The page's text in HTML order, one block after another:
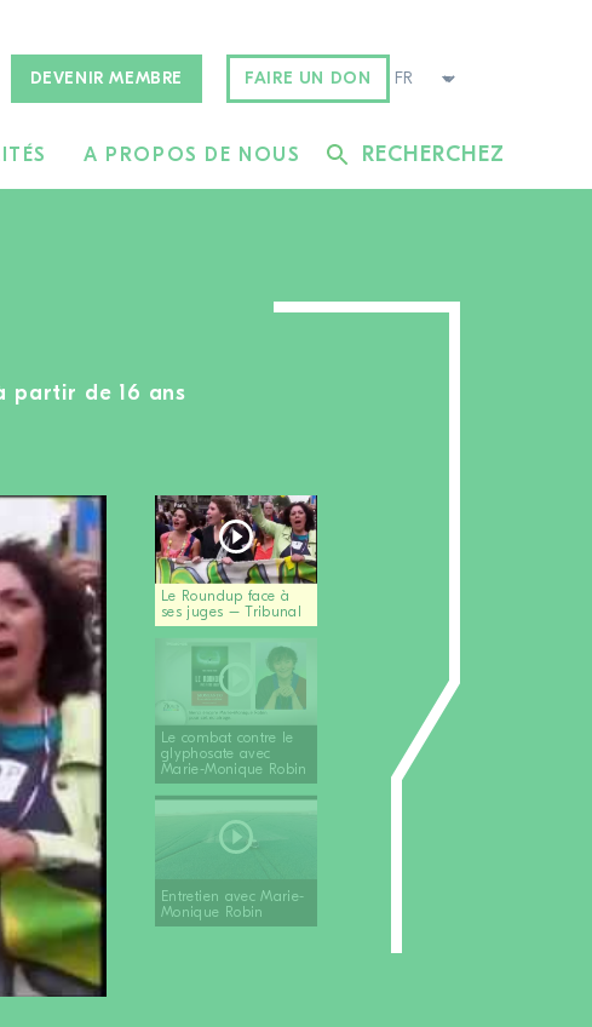
DEVENIR MEMBRE FAIRE UN DON
A PROPOS DE NOUS RECHERCHEZ
Le Roundup face à
ses juges – Tribunal
Le combat contre le
glyphosate avec
Marie-Monique Robin
Entretien avec Marie-
Monique Robin
partir de 16 ans